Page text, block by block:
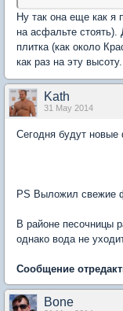
Ну так она еще как я
на асфальте
плитка (как около
как раз на эту
Kath
31 May 2014
Сегодня будут новые
PS Выложил свежие
В районе песочницы
однако вода не
Сообщение
Bone